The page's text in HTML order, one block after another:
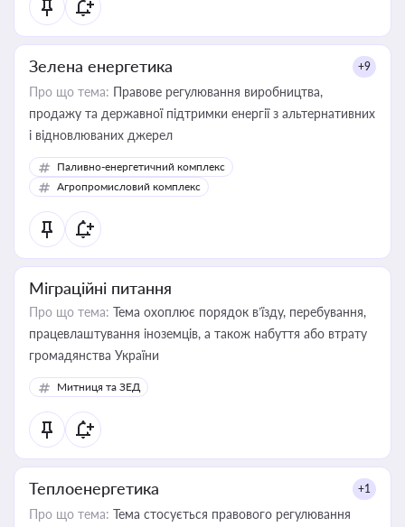
Зелена енергетика +9
Про що тема: Правове регулювання виробництва,
продажу та державної підтримки енергії з альтернативних
і відновлюваних джерел
Паливно-енергетичний комплекс
Агропромисловий комплекс
Міграційні питання
Про що тема: Тема охоплює порядок в’їзду, перебування,
працевлаштування іноземців, а також набуття або втрату
громадянства України
Митниця та ЗЕД
Теплоенергетика +1
Про що тема: Тема стосується правового регулювання